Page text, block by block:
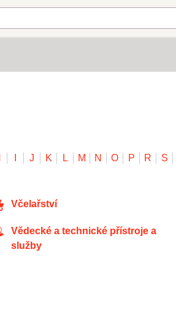
J K L M N O P R S
Včelařství
Vědecké a technické přístroje a
služby